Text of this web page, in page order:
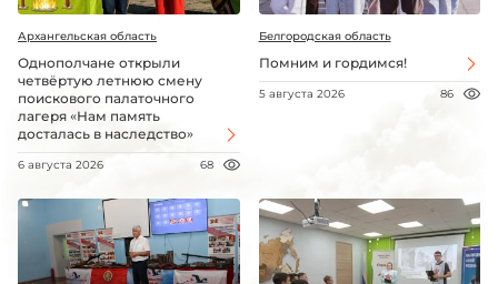
Архангельская область
Однополчане открыли
четвёртую летнюю смену
поискового палаточного
лагеря «Нам память
досталась в наследство»
6 августа 2026 68
Белгородская область
Помним и гордимся!
5 августа 2026 86